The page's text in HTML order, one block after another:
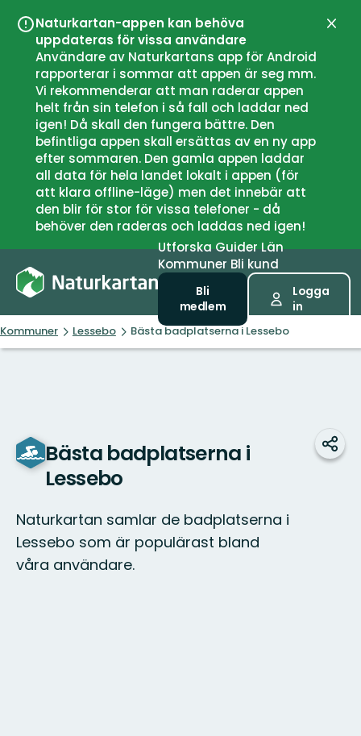
Naturkartan-appen kan behöva
uppdateras för vissa användare
Användare av Naturkartans app för Android
rapporterar i sommar att appen är seg mm.
Vi rekommenderar att man raderar appen
helt från sin telefon i så fall och laddar ned
igen! Då skall den fungera bättre. Den
befintliga appen skall ersättas av en ny app
efter sommaren. Den gamla appen laddar
all data för hela landet lokalt i appen (för
att klara offline-läge) men det innebär att
den blir för stor för vissa telefoner - då
behöver den raderas och laddas ned igen!
UtforskaGuiderLän
Kommuner Bli kund
Bli
medlem
Logga
in
Kommuner Lessebo Bästa badplatserna i Lessebo
Bästa badplatserna i
Lessebo
Naturkartan samlar de badplatserna i
Lessebo som är populärast bland
våra användare.
Dela